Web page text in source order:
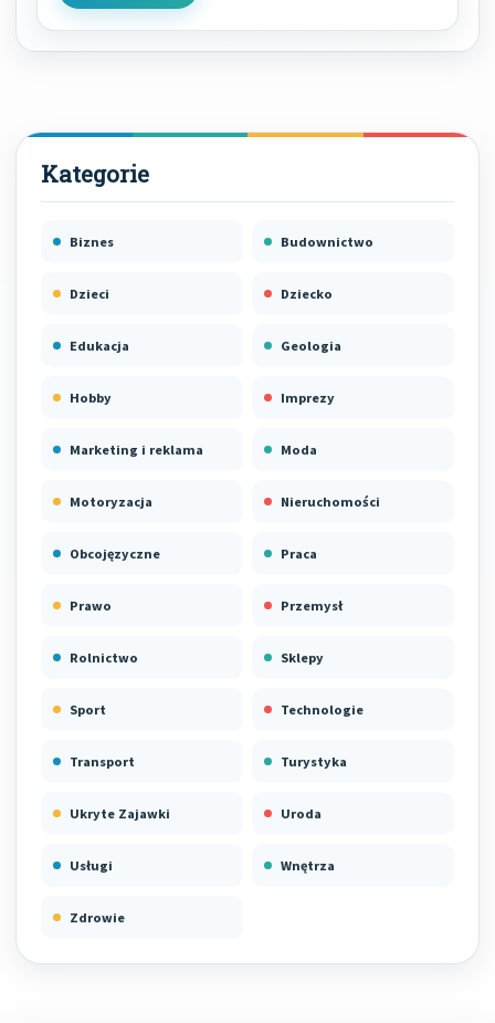
Biznes Budownictwo
Dzieci Dziecko
Edukacja Geologia
Hobby Imprezy
Marketing i reklama Moda
Motoryzacja Nieruchomości
Obcojęzyczne Praca
Prawo Przemysł
Rolnictwo Sklepy
Sport Technologie
Transport Turystyka
Ukryte Zajawki Uroda
Usługi Wnętrza
Zdrowie